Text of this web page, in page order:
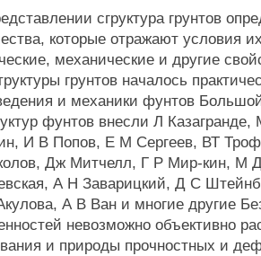
сгруктура грунтов
которые отражают условия
механические и другие
грунтов началось
и механики фунтов
фунтов внесли Л
И В Попов, Е М Сергеев, ВТ
Дж Митчелл, Г Р Мир-кин, М
А Н Заварицкий, Д С
А В Ван и многие другие
невозможно объективно
и природы прочностных и